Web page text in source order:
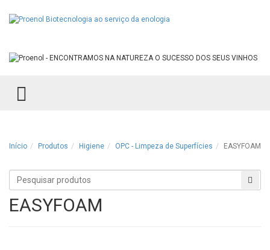
TOGGLE MENU
Início Produtos Higiene OPC - Limpeza de Superfícies EASYFOAM
Procurar
produtos
EASYFOAM